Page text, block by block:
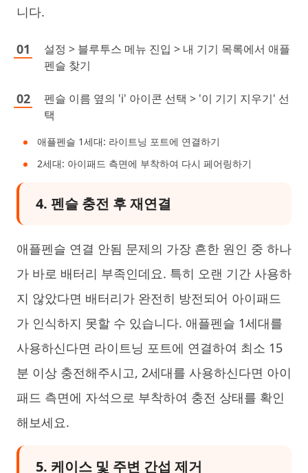
니다.
설정 > 블루투스 메뉴 진입 > 내 기기 목록에서 애플
펜슬 찾기
펜슬 이름 옆의 'i' 아이콘 선택 > '이 기기 지우기' 선
택
애플펜슬 1세대: 라이트닝 포트에 연결하기
2세대: 아이패드 측면에 부착하여 다시 페어링하기
4. 펜슬 충전 후 재연결
애플펜슬 연결 안됨 문제의 가장 흔한 원인 중 하나
가 바로 배터리 부족인데요. 특히 오랜 기간 사용하
지 않았다면 배터리가 완전히 방전되어 아이패드
가 인식하지 못할 수 있습니다. 애플펜슬 1세대를
사용하신다면 라이트닝 포트에 연결하여 최소 15
분 이상 충전해주시고, 2세대를 사용하신다면 아이
패드 측면에 자석으로 부착하여 충전 상태를 확인
해보세요.
5. 케이스 및 주변 간섭 제거